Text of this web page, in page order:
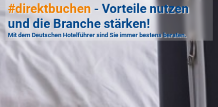
#direktbuchen - Vorteile nutzen
und die Branche stärken!
Mit dem Deutschen Hotelführer sind Sie immer bestens beraten.